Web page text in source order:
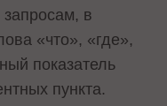
запросам, в
«что», «где»,
показатель
пункта.